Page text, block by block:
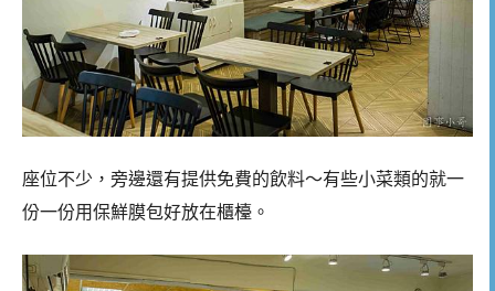
座位不少，旁邊還有提供免費的飲料～有些小菜類的就一
份一份用保鮮膜包好放在櫃檯。